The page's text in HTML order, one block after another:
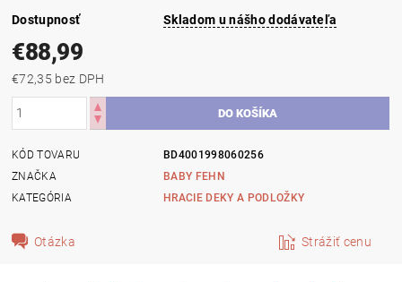
Dostupnosť Skladom u nášho dodávateľa
€88,99
€72,35 bez DPH
KÓD TOVARU
BD4001998060256
ZNAČKA
BABY FEHN
KATEGÓRIA
HRACIE DEKY A PODLOŽKY
Otázka Strážiť cenu